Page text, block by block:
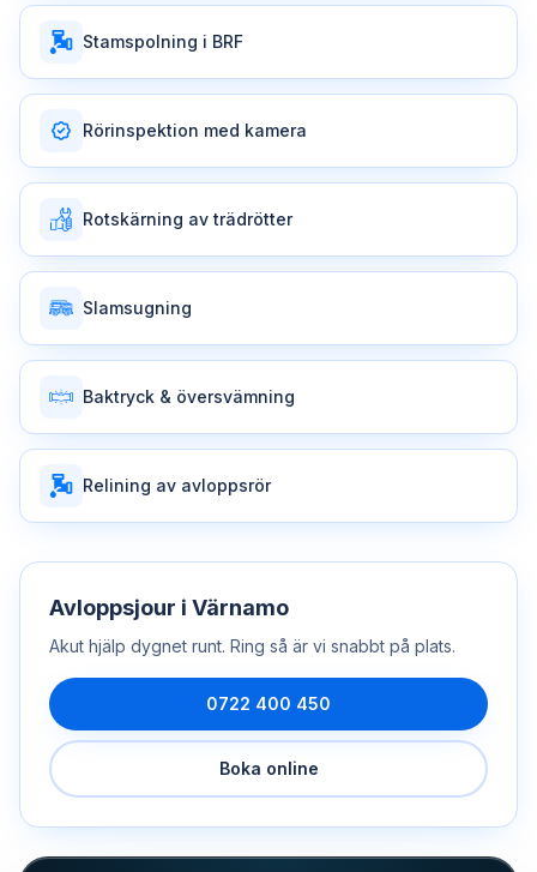
Stamspolning i BRF
Rörinspektion med kamera
Rotskärning av trädrötter
Slamsugning
Baktryck & översvämning
Relining av avloppsrör
Avloppsjour i Värnamo
Akut hjälp dygnet runt. Ring så är vi snabbt på plats.
0722 400 450
Boka online